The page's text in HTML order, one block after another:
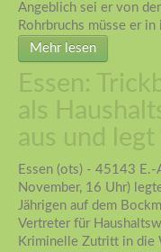
Angeblich sei er von
Rohrbruchs müsse er
Mehr lesen
Essen:
als
aus und
Essen (ots) - 45143 E.-
November, 16 Uhr)
Jährigen auf dem
Vertreter für
Kriminelle Zutritt in die